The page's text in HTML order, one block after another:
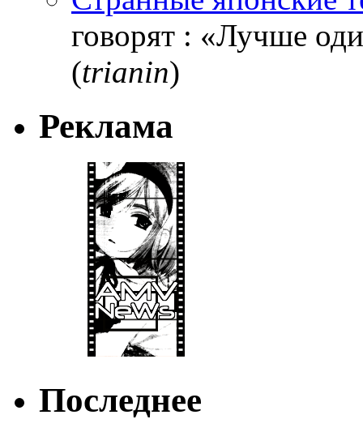
говорят : «Лучше
(trianin)
Реклама
Последнее